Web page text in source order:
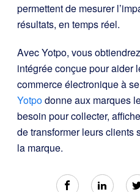
permettent de mesurer
résultats, en temps réel.
Avec Yotpo, vous
intégrée conçue pour aider
commerce électronique à
Yotpodonne aux marques
besoin pour collecter,
de transformer leurs clients
la marque.